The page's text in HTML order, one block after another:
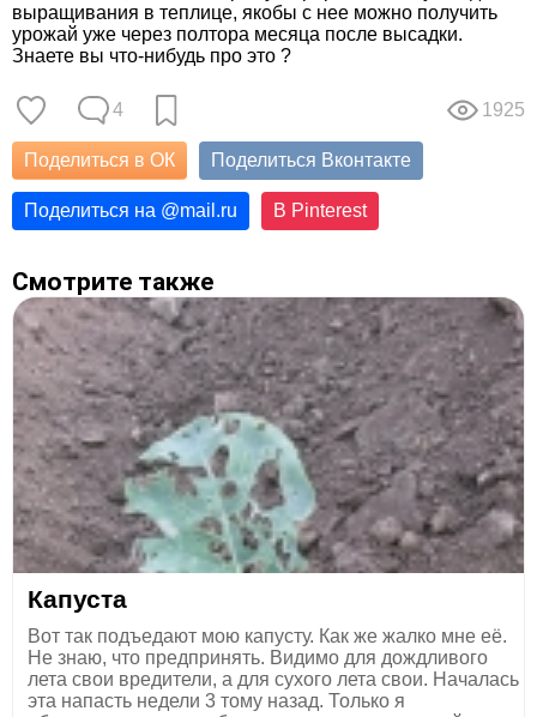
выращивания в теплице, якобы с нее можно получить
урожай уже через полтора месяца после высадки.
Знаете вы что-нибудь про это ?
4 1925
Поделиться в ОК Поделиться Вконтакте
Поделиться на @mail.ru В Pinterest
Смотрите также
Капуста
Вот так подъедают мою капусту. Как же жалко мне её.
Не знаю, что предпринять. Видимо для дождливого
лета свои вредители, а для сухого лета свои. Началась
эта напасть недели 3 тому назад. Только я